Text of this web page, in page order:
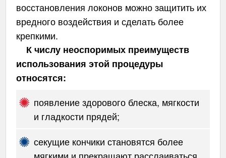
восстановления локонов можно защитить их
вредного воздействия и сделать более
крепкими.
К числу неоспоримых преимуществ
использования этой процедуры
относятся:
появление здорового блеска, мягкости
и гладкости прядей;
секущие кончики становятся более